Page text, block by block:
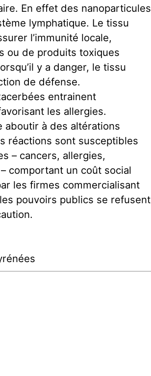
En effet des nanoparticules
lymphatique. Le tissu
l’immunité locale,
ou de produits toxiques
y a danger, le tissu
de défense.
entrainent
les allergies.
aboutir à des altérations
réactions sont susceptibles
– cancers, allergies,
comportant un coût social
les firmes commercialisant
pouvoirs publics se refusent